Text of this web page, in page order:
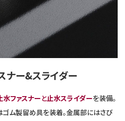
ナー&スライダー
水ファスナーと止水スライダーを装備。
ゴム製留め具を装着。金属部にはさび